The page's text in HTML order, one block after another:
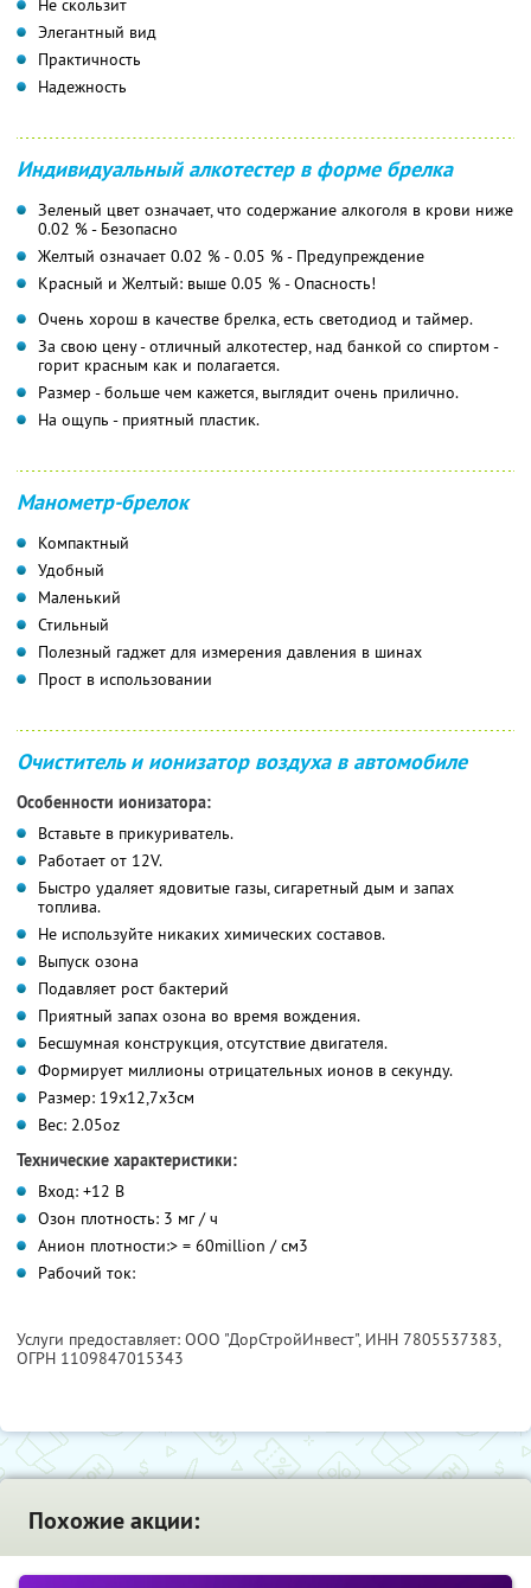
Не скользит
Элегантный вид
Практичность
Надежность
Индивидуальный алкотестер в форме брелка
Зеленый цвет означает, что содержание алкоголя в крови ниже
0.02 % - Безопасно
Желтый означает 0.02 % - 0.05 % - Предупреждение
Красный и Желтый: выше 0.05 % - Опасность!
Очень хорош в качестве брелка, есть светодиод и таймер.
За свою цену - отличный алкотестер, над банкой со спиртом -
горит красным как и полагается.
Размер - больше чем кажется, выглядит очень прилично.
На ощупь - приятный пластик.
Манометр-брелок
Компактный
Удобный
Маленький
Стильный
Полезный гаджет для измерения давления в шинах
Прост в использовании
Очиститель и ионизатор воздуха в автомобиле
Особенности ионизатора:
Вставьте в прикуриватель.
Работает от 12V.
Быстро удаляет ядовитые газы, сигаретный дым и запах
топлива.
Не используйте никаких химических составов.
Выпуск озона
Подавляет рост бактерий
Приятный запах озона во время вождения.
Бесшумная конструкция, отсутствие двигателя.
Формирует миллионы отрицательных ионов в секунду.
Размер: 19x12,7x3см
Вес: 2.05oz
Технические характеристики:
Вход: +12 В
Озон плотность: 3 мг / ч
Анион плотности:> = 60million / см3
Рабочий ток:
Услуги предоставляет: ООО "ДорСтройИнвест", ИНН 7805537383,
ОГРН 1109847015343
Похожие акции: